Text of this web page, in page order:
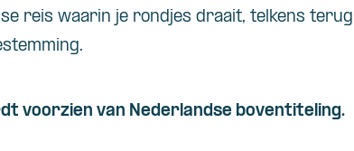
reis waarin je rondjes draait, telkens
voorzien van Nederlandse boventiteling.